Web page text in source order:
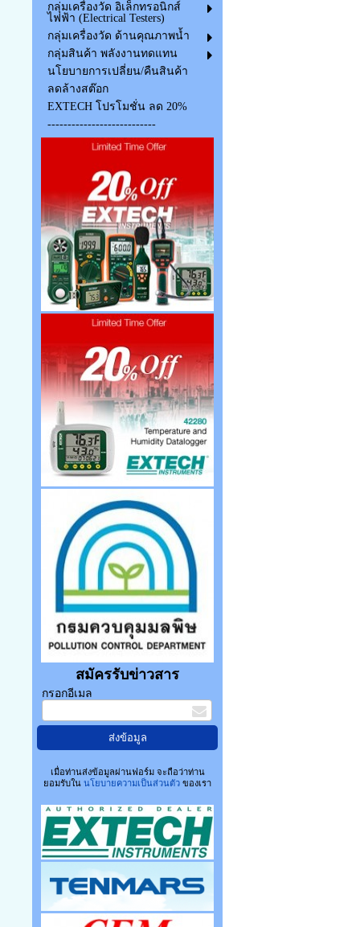
กลุ่มเครื่องวัด อิเล็กทรอนิกส์
ไฟฟ้า (Electrical Testers)
กลุ่มเครื่องวัด ด้านคุณภาพน้ำ
กลุ่มสินค้า พลังงานทดแทน
นโยบายการเปลี่ยน/คืนสินค้า
ลดล้างสต๊อก
EXTECH โปรโมชั่น ลด 20%
---------------------------
สมัครรับข่าวสาร
กรอกอีเมล
เมื่อท่านส่งข้อมูลผ่านฟอร์ม จะถือว่าท่าน
ยอมรับใน นโยบายความเป็นส่วนตัวของเรา